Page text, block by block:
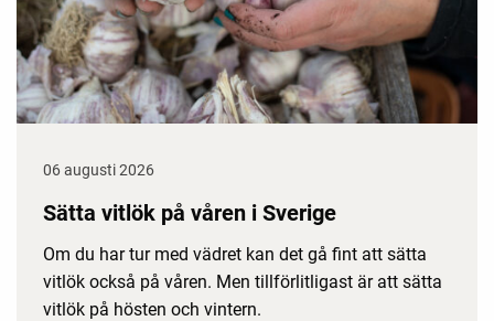
06 augusti 2026
Sätta vitlök på våren i Sverige
Om du har tur med vädret kan det gå fint att sätta
vitlök också på våren. Men tillförlitligast är att sätta
vitlök på hösten och vintern.